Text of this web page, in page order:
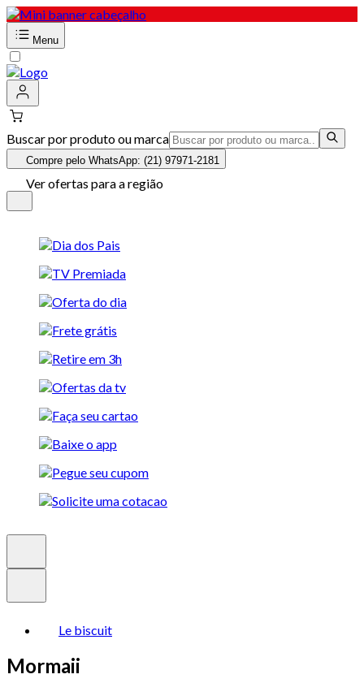
Menu
Buscar por produto ou marca
Compre pelo WhatsApp: (21) 97971-2181
Ver ofertas para a região
Le biscuit
Mormaii